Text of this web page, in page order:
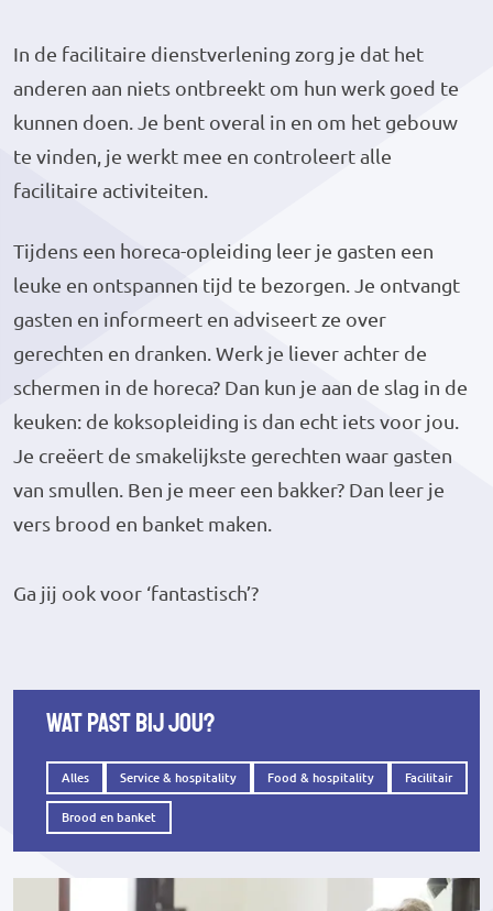
In de facilitaire dienstverlening zorg je dat het
anderen aan niets ontbreekt om hun werk goed te
kunnen doen. Je bent overal in en om het gebouw
te vinden, je werkt mee en controleert alle
facilitaire activiteiten.
Tijdens een horeca-opleiding leer je gasten een
leuke en ontspannen tijd te bezorgen. Je ontvangt
gasten en informeert en adviseert ze over
gerechten en dranken. Werk je liever achter de
schermen in de horeca? Dan kun je aan de slag in de
keuken: de koksopleiding is dan echt iets voor jou.
Je creëert de smakelijkste gerechten waar gasten
van smullen. Ben je meer een bakker? Dan leer je
vers brood en banket maken.
Ga jij ook voor ‘fantastisch’?
Wat past bij jou?
Alles Service & hospitality Food & hospitality Facilitair
Brood en banket